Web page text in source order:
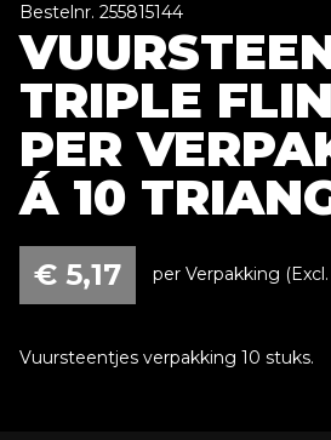
Bestelnr. 255815144
TRIPLE
PER
Á 10
€ 5,17 per Verpakking
Vuursteentjes verpakking 10 stuks.